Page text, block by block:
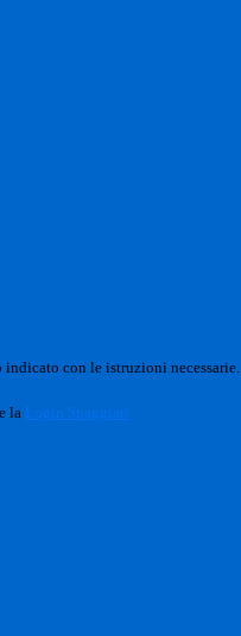
con le istruzioni necessarie.
la Login Spaggiari